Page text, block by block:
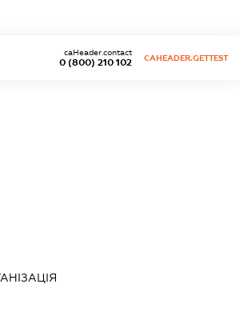
0 (800) 210 102
caHeader.contact
CAHEADER.GETTEST